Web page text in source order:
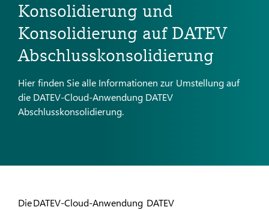
Konsolidierung und
Konsolidierung auf DATEV
Abschlusskonsolidierung
Hier finden Sie alle Informationen zur Umstellung auf
die DATEV-Cloud-Anwendung DATEV
Abschlusskonsolidierung.
Die DATEV-Cloud-Anwendung DATEV